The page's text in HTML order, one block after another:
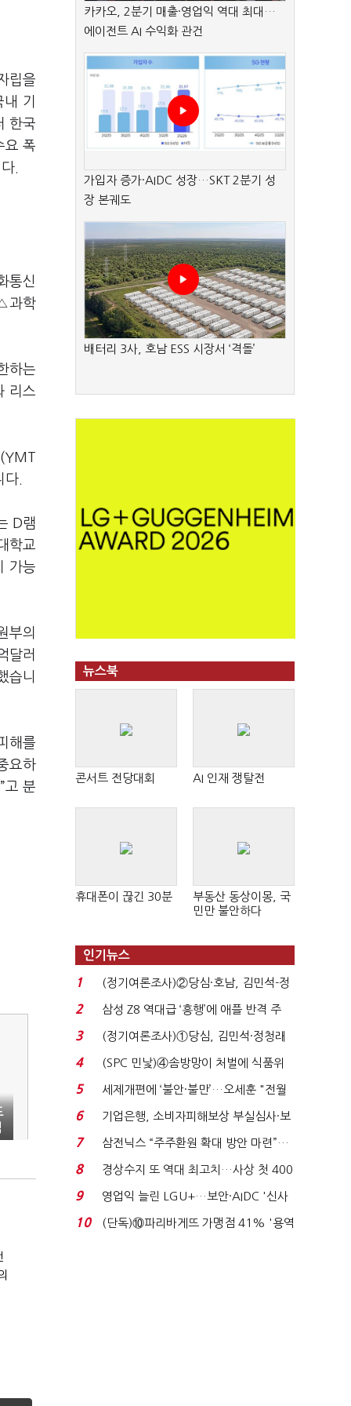
립을
기
한국
요 폭
.
통신
과학
하는
리스
다.
D램
학교
가능
부의
달러
습니
해를
요하
고 분
카카오, 2분기 매출·영업익 역대 최대…
에이전트 AI 수익화 관건
가입자 증가·AIDC 성장…SKT 2분기 성
장 본궤도
배터리 3사, 호남 ESS 시장서 ‘격돌’
뉴스북
콘서트 전당대회 AI 인재 쟁탈전
휴대폰이 끊긴 30분
부동산 동상이몽, 국
민만 불안하다
인기뉴스
1
(정기여론조사)②당심·호남, 김민석-정
청래 '초접전'...
2
삼성 Z8 역대급 ‘흥행’에 애플 반격 주
목…9월 ‘폴...
3
(정기여론조사)①당심, 김민석·정청래
'초접전'…대통령 ...
4
(SPC 민낯)④솜방망이 처벌에 식품위
생법 위반 반복...
5
세제개편에 ‘불안·불만’…오세훈 "전월
세 구하기 더 ...
6
기업은행, 소비자피해보상 부실심사·보
이스피싱 공시 ...
7
삼전닉스 “주주환원 확대 방안 마련”…
로이터에 성명...
8
경상수지 또 역대 최고치…사상 첫 400
억달러에 '3% 성...
9
영업익 늘린 LGU+…보안·AIDC '신사
업 드라이브'...
10
(단독)⑩파리바게뜨 가맹점 41% '용역